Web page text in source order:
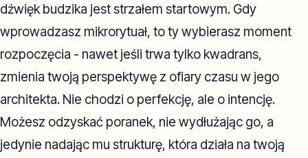
dźwięk budzika jest strzałem startowym. Gdy
wprowadzasz mikrorytuał, to ty wybierasz moment
rozpoczęcia - nawet jeśli trwa tylko kwadrans,
zmienia twoją perspektywę z ofiary czasu w jego
architekta. Nie chodzi o perfekcję, ale o intencję.
Możesz odzyskać poranek, nie wydłużając go, a
jedynie nadając mu strukturę, która działa na twoją